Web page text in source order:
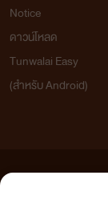
Notice
ดาวน์โหลด
Tunwalai Easy
(สำหรับ Android)
เว็บไซต์แห่งนี้ไม่ได้เห็นด้วย